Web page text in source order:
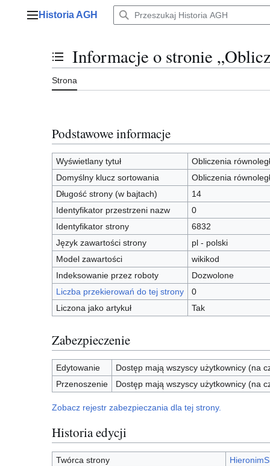
Menu główne
Historia AGH
Przełącz stan spisu treści
Informacje o stronie
Strona
Podstawowe informacje
Wyświetlany tytuł
Obliczenia
Domyślny klucz sortowania
Obliczenia
Długość strony (w bajtach)
14
Identyfikator przestrzeni nazw
0
Identyfikator strony
6832
Język zawartości strony
pl - polski
Model zawartości
wikikod
Indeksowanie przez roboty
Dozwolone
Liczba przekierowań do tej strony
0
Liczona jako artykuł
Tak
Zabezpieczenie
Edytowanie
Dostęp mają wszyscy użytkownicy (na
Przenoszenie
Dostęp mają wszyscy użytkownicy (na
Zobacz rejestr zabezpieczania dla tej strony.
Historia edycji
Twórca strony